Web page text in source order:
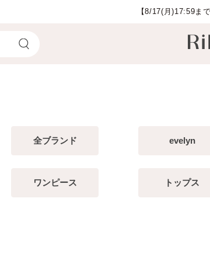
【8/17(月)17:59まで
全ブランド evelyn
ワンピース トップス